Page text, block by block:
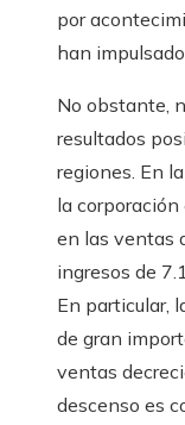
por
han
No obstante,
resultados
regiones. En
la
en las ventas
ingresos de
En particular,
de gran
ventas
descenso es